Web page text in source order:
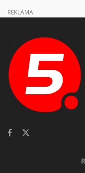
REKLAMA